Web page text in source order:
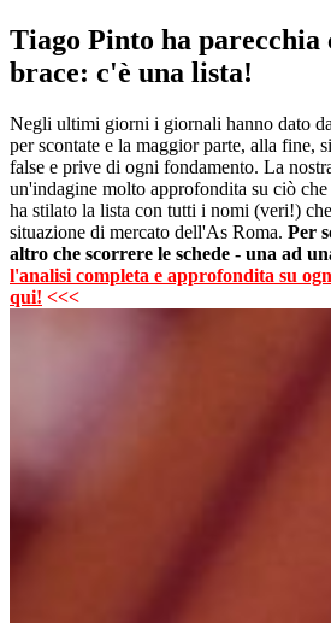
Tiago Pinto ha parecchia
brace: c'è una lista!
Negli ultimi giorni i giornali hanno dato
per scontate e la maggior parte, alla fine,
false e prive di ogni fondamento. La
un'indagine molto approfondita su ciò
ha stilato la lista con tutti i nomi (veri!)
situazione di mercato dell'As Roma. Per
altro che scorrere le schede - una ad
l'analisi completa e approfondita su
qui! <<<